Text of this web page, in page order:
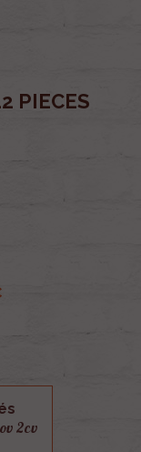
PIECES
2cv